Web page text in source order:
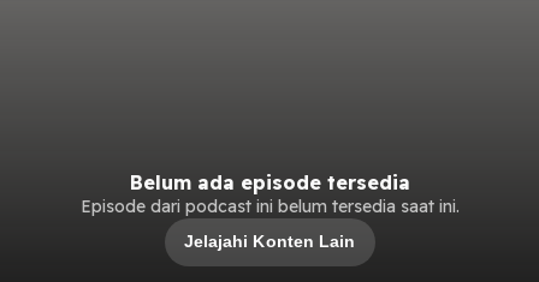
Belum ada episode tersedia
Episode dari podcast ini belum tersedia saat ini.
Jelajahi Konten Lain